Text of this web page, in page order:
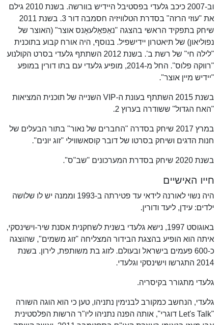
וב-2007 כיכב גלעדי בפסטיבל היידיש בוורשה. בשנת 2010 גילם
את "עוזי הרזה" בסדרת הטלוויזיה חסמבה דור 3. בשנת 2011
שיחק בתפקיד הראשי בהצגה "נאַפאָלעאָנס אוצר" (האוצר של
נפוליאון) של תיאטרון יידישפיל. בנוסף, היה אורח קבוע בתוכנית
"לילה חי" של רשת ב'. בשנת 2012 השתתף גלעדי בסרט הקולנוע
"רווקה פלוס". החל מ-2014, מופיע גלעדי עם בתו דורין במופע
"יידיש מיין אוצר".
בשנת 2015 השתתף בעונת ה-VIP השנייה של תוכנית המציאות
"האח הגדול" ששודרה בערוץ 2.
במרץ 2017 שיחק בסדרה "החברים של נאור" בתור הבעלים של
חנות הדגים ושיחק בסרטו של דובר קוסאשווילי "זוג יונים".
בשנת 2020 שיחק בסדרת המערכונים "שב"ס".
חייו האישיים
היה נשוי לאורנה לידאי עד פטירתה ב-1993 וממנה יש לו שלושה
ילדים: עידן, ליעד ודורין.
באוגוסט 1997, נישא גלעדי בשנית לשחקנית אסנת שיר-וישינסקי,
איתה הוא הופיע בהצגת הבידור המצליחה "זוג משמים", שהוצגה
כ-600 פעמים בישראל ובעולם. לזוג בת משותפת, לירון. בשנת
2014 התגרשו וישינסקי וגלעדי.
גלעדי מתגורר בקיסריה.
גלעדי, הנחשב כמקורב לבנימין נתניהו, טען כי הוא הוגה השורה
"Let's Talk דוגרי", אותה הפנה נתניהו ליו"ר הרשות הפלסטינית